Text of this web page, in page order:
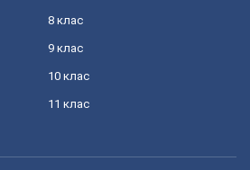
8 клас
9 клас
10 клас
11 клас